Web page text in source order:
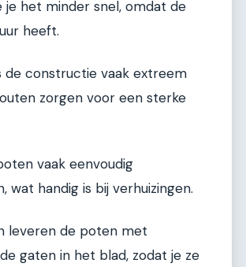
je het minder snel, omdat de
heeft.
de constructie vaak extreem
zorgen voor een sterke
vaak eenvoudig
wat handig is bij verhuizingen.
leveren de poten met
gaten in het blad, zodat je ze